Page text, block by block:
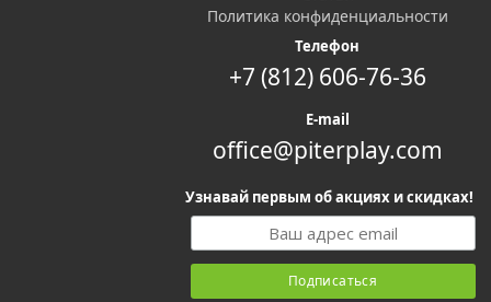
Политика конфиденциальности
Телефон
+7 (812) 606-76-36
E-mail
office@piterplay.com
Узнавай первым об акциях и скидках!